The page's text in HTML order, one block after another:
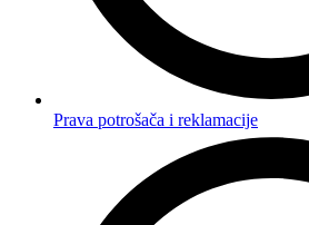
Prava potrošača i reklamacije